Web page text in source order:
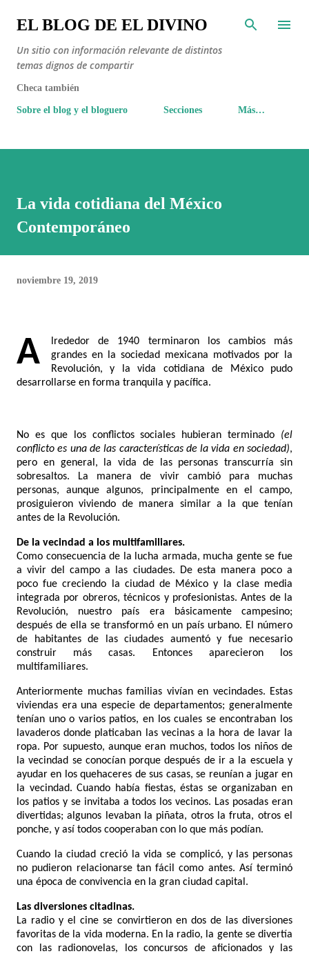
Ir al contenido principal
EL BLOG DE EL DIVINO
Un sitio con información relevante de distintos
temas dignos de compartir
Checa también
Sobre el blog y el bloguero Secciones Más…
La vida cotidiana del México
Contemporáneo
noviembre 19, 2019
Alrededor de 1940 terminaron los cambios más
grandes en la sociedad mexicana motivados por la
Revolución, y la vida cotidiana de México pudo
desarrollarse en forma tranquila y pacífica.
No es que los conflictos sociales hubieran terminado (el
conflicto es una de las características de la vida en sociedad),
pero en general, la vida de las personas transcurría sin
sobresaltos. La manera de vivir cambió para muchas
personas, aunque algunos, principalmente en el campo,
prosiguieron viviendo de manera similar a la que tenían
antes de la Revolución.
De la vecindad a los multifamiliares.
Como consecuencia de la lucha armada, mucha gente se fue
a vivir del campo a las ciudades. De esta manera poco a
poco fue creciendo la ciudad de México y la clase media
integrada por obreros, técnicos y profesionistas. Antes de la
Revolución, nuestro país era básicamente campesino;
después de ella se transformó en un país urbano. El número
de habitantes de las ciudades aumentó y fue necesario
construir más casas. Entonces aparecieron los
multifamiliares.
Anteriormente muchas familias vivían en vecindades. Estas
viviendas era una especie de departamentos; generalmente
tenían uno o varios patios, en los cuales se encontraban los
lavaderos donde platicaban las vecinas a la hora de lavar la
ropa. Por supuesto, aunque eran muchos, todos los niños de
la vecindad se conocían porque después de ir a la escuela y
ayudar en los quehaceres de sus casas, se reunían a jugar en
la vecindad. Cuando había fiestas, éstas se organizaban en
los patios y se invitaba a todos los vecinos. Las posadas eran
divertidas; algunos levaban la piñata, otros la fruta, otros el
ponche, y así todos cooperaban con lo que más podían.
Cuando la ciudad creció la vida se complicó, y las personas
no pudieron relacionarse tan fácil como antes. Así terminó
una época de convivencia en la gran ciudad capital.
Las diversiones citadinas.
La radio y el cine se convirtieron en dos de las diversiones
favoritas de la vida moderna. En la radio, la gente se divertía
con las radionovelas, los concursos de aficionados y las